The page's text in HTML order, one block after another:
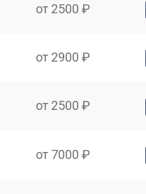
от 2500 ₽
от 2900 ₽
от 2500 ₽
от 7000 ₽